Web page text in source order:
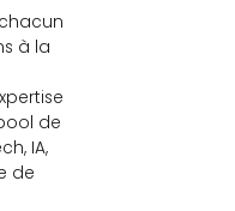
à la
de
IA,
de